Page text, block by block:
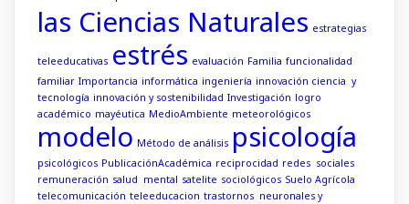
las Ciencias Naturales estrategias
teleeducativas estrés evaluación Familia funcionalidad
familiar Importancia informática ingeniería innovación ciencia y
tecnología innovación y sostenibilidad Investigación logro
académico mayéutica MedioAmbiente meteorológicos
modelo Método de análisis psicología
psicológicos PublicaciónAcadémica reciprocidad redes sociales
remuneración salud mental satelite sociológicos Suelo Agrícola
telecomunicación teleeducacion trastornos neuronales y